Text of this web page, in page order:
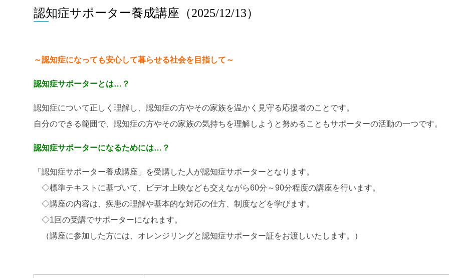
認知症サポーター養成講座（2025/12/13）
～認知症になっても安心して暮らせる社会を目指して～
認知症サポーターとは…？
認知症について正しく理解し、認知症の方やその家族を温かく見守る応援者のことです。
自分のできる範囲で、認知症の方やその家族の気持ちを理解しようと努めることもサポーターの活動の一つです。
認知症サポーターになるためには…？
「認知症サポーター養成講座」を受講した人が認知症サポーターとなります。
◇標準テキストに基づいて、ビデオ上映なども交えながら60分～90分程度の講座を行います。
◇講座の内容は、疾患の理解や基本的な対応の仕方、制度などを学びます。
◇1回の受講でサポーターになれます。
（講座に参加した方には、オレンジリングと認知症サポーター証をお渡しいたします。）